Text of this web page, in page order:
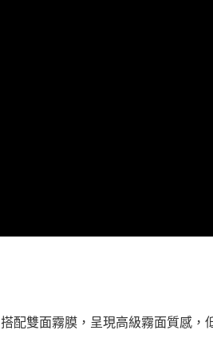
配雙面霧膜，呈現高級霧面質感，